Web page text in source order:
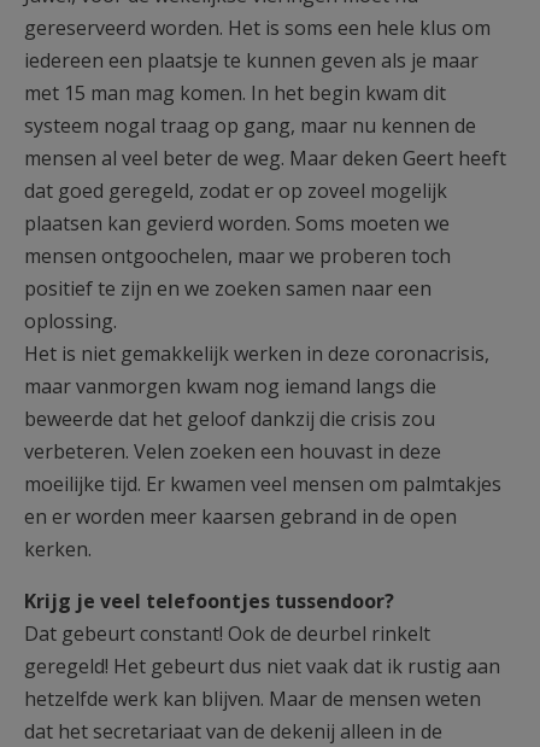
gereserveerd worden. Het is soms een hele klus om
iedereen een plaatsje te kunnen geven als je maar
met 15 man mag komen. In het begin kwam dit
systeem nogal traag op gang, maar nu kennen de
mensen al veel beter de weg. Maar deken Geert heeft
dat goed geregeld, zodat er op zoveel mogelijk
plaatsen kan gevierd worden. Soms moeten we
mensen ontgoochelen, maar we proberen toch
positief te zijn en we zoeken samen naar een
oplossing.
Het is niet gemakkelijk werken in deze coronacrisis,
maar vanmorgen kwam nog iemand langs die
beweerde dat het geloof dankzij die crisis zou
verbeteren. Velen zoeken een houvast in deze
moeilijke tijd. Er kwamen veel mensen om palmtakjes
en er worden meer kaarsen gebrand in de open
kerken.
Krijg je veel telefoontjes tussendoor?
Dat gebeurt constant! Ook de deurbel rinkelt
geregeld! Het gebeurt dus niet vaak dat ik rustig aan
hetzelfde werk kan blijven. Maar de mensen weten
dat het secretariaat van de dekenij alleen in de